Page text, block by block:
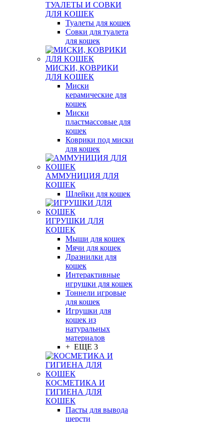
ТУАЛЕТЫ И СОВКИ
ДЛЯ КОШЕК
Туалеты для кошек
Совки для туалета
для кошек
МИСКИ, КОВРИКИ
ДЛЯ КОШЕК
Миски
керамические для
кошек
Миски
пластмассовые для
кошек
Коврики под миски
для кошек
АММУНИЦИЯ ДЛЯ
КОШЕК
Шлейки для кошек
ИГРУШКИ ДЛЯ
КОШЕК
Мыши для кошек
Мячи для кошек
Дразнилки для
кошек
Интерактивные
игрушки для кошек
Тоннели игровые
для кошек
Игрушки для
кошек из
натуральных
материалов
+ ЕЩЕ 3
КОСМЕТИКА И
ГИГИЕНА ДЛЯ
КОШЕК
Пасты для вывода
шерсти